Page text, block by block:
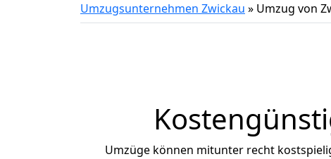
Umzugsunternehmen Zwickau » Umzug von
Umzüge können mitunter recht